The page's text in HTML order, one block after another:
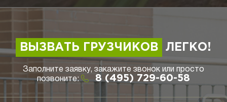
ВЫЗВАТЬ ГРУЗЧИКОВ ЛЕГКО!
Заполните заявку, закажите звонок или просто
позвоните:
8 (495) 729-60-58